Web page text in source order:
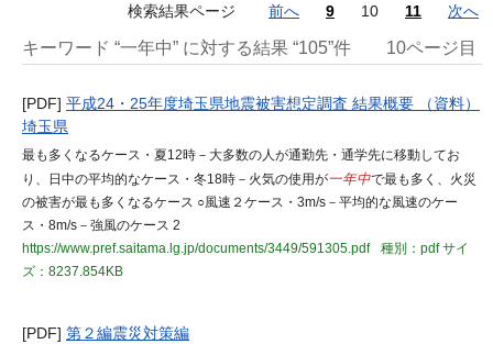
検索結果ページ 前へ 9 10 11 次へ
キーワード “一年中” に対する結果 “105”件 10ページ目
[PDF] 平成24・25年度埼玉県地震被害想定調査 結果概要 （資料）
埼玉県
最も多くなるケース・夏12時－大多数の人が通勤先・通学先に移動してお
り、日中の平均的なケース・冬18時－火気の使用が一年中で最も多く、火災
の被害が最も多くなるケース ○風速２ケース・3m/s－平均的な風速のケー
ス・8m/s－強風のケース 2
https://www.pref.saitama.lg.jp/documents/3449/591305.pdf
種別：pdfサイ
ズ：8237.854KB
[PDF] 第２編震災対策編